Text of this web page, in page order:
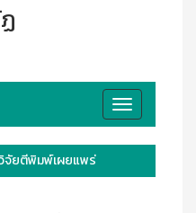
Toggle
navigation
จัยตีพิมพ์เผยแพร่